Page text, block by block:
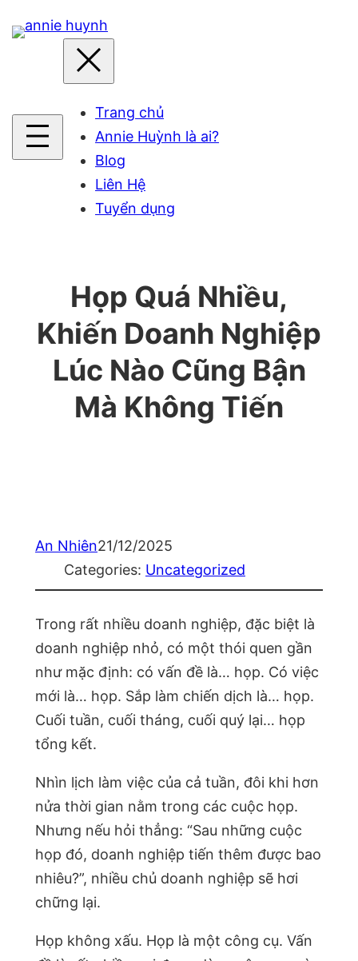
to
Trang chủ
Annie Huỳnh là ai?
Blog
Liên Hệ
Tuyển dụng
Họp Quá Nhiều,
Khiến Doanh Nghiệp
Lúc Nào Cũng Bận
Mà Không Tiến
An Nhiên21/12/2025
Categories: Uncategorized
Trong rất nhiều doanh nghiệp, đặc biệt là
doanh nghiệp nhỏ, có một thói quen gần
như mặc định: có vấn đề là… họp. Có việc
mới là… họp. Sắp làm chiến dịch là… họp.
Cuối tuần, cuối tháng, cuối quý lại… họp
tổng kết.
Nhìn lịch làm việc của cả tuần, đôi khi hơn
nửa thời gian nằm trong các cuộc họp.
Nhưng nếu hỏi thẳng: “Sau những cuộc
họp đó, doanh nghiệp tiến thêm được bao
nhiêu?”, nhiều chủ doanh nghiệp sẽ hơi
chững lại.
Họp không xấu. Họp là một công cụ. Vấn